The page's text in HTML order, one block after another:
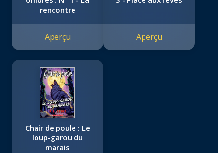
rencontre
Aperçu Aperçu
Chair de poule : Le
loup-garou du
marais